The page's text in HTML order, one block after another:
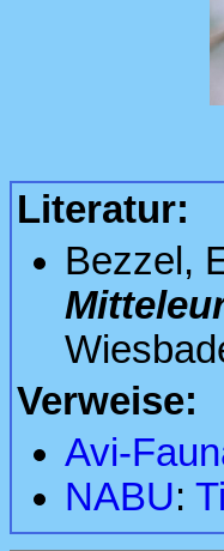
Literatur:
Bezzel,
Verweise:
Avi-
NABU: